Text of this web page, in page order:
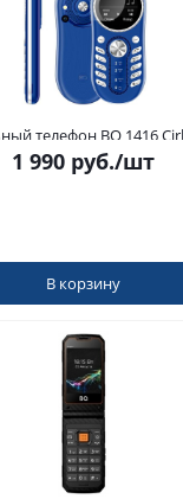
телефон BQ 1416
1 990 руб./шт
В корзину